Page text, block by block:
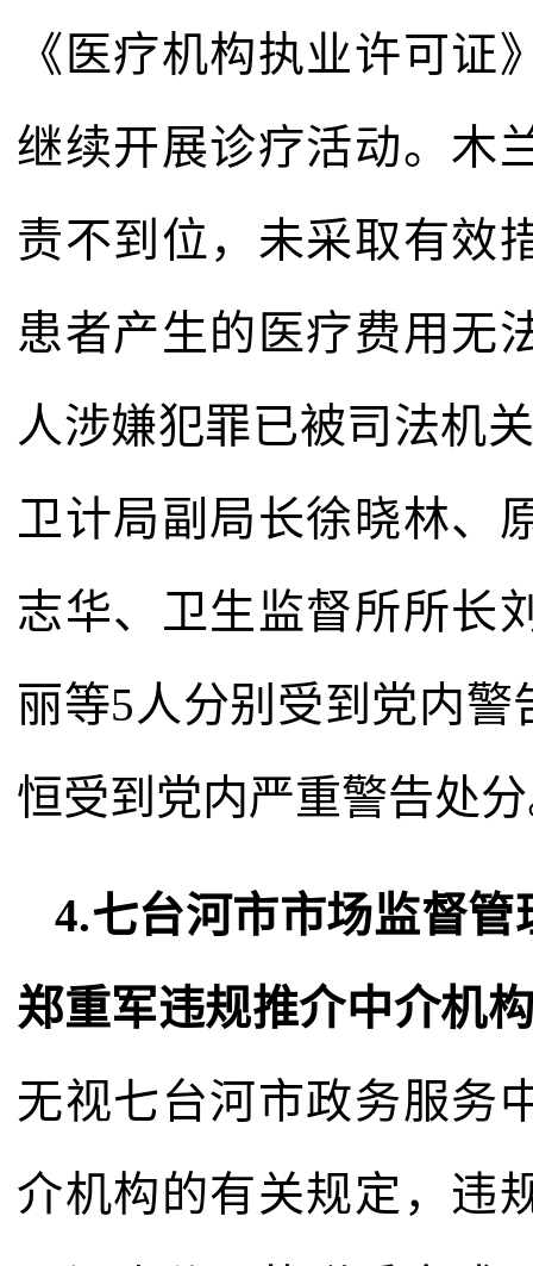
《医疗机构执业许可
继续开展诊疗活动。木
责不到位，未采取有效
患者产生的医疗费用无
人涉嫌犯罪已被司法机
卫计局副局长徐晓林、
志华、卫生监督所所长
丽等5人分别受到党内
恒受到党内严重警告处
4.七台河市市场监督
郑重军违规推介中介机
无视七台河市政务服务
介机构的有关规定，违